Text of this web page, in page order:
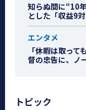
知らぬ間に“10
とした「収益9
エンタメ
「休暇は取っ
督の忠告に、ノ
トピック